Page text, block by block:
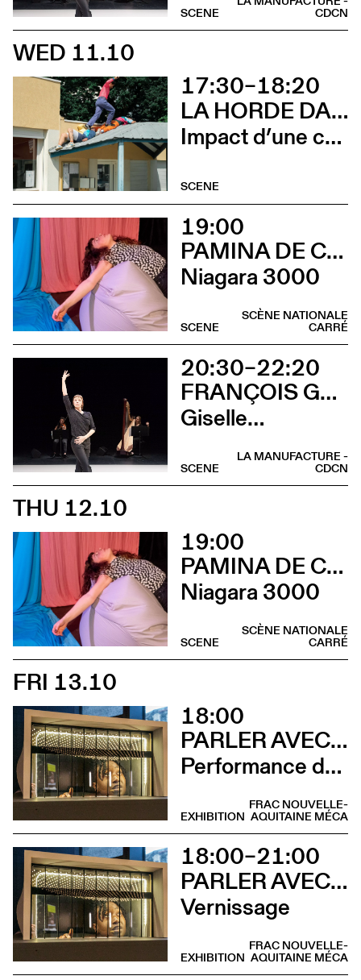
CDCN
SCENE
WED 11.10
17:30–18:20
LA HORDE DANS LES PAVÉS
Impact d’une course x Stadium
SCENE
19:00
PAMINA DE COULON
Niagara 3000
SCÈNE NATIONALE
CARRÉ
SCENE
20:30–22:20
FRANÇOIS GREMAUD / 2B COMPANY
Giselle…
LA MANUFACTURE -
CDCN
SCENE
THU 12.10
19:00
PAMINA DE COULON
Niagara 3000
SCÈNE NATIONALE
CARRÉ
SCENE
FRI 13.10
18:00
PARLER AVEC ELLES
Performance de Davide-Christelle Sanvee
FRAC NOUVELLE-
AQUITAINE MÉCA
EXHIBITION
18:00–21:00
PARLER AVEC ELLES
Vernissage
FRAC NOUVELLE-
AQUITAINE MÉCA
EXHIBITION